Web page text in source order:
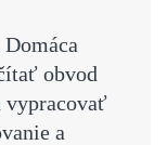
Domáca
obvod
vypracovať
a